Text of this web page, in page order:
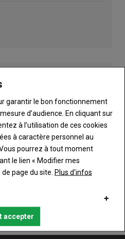
garantir le bon fonctionnement
d’audience. En cliquant sur
à l’utilisation de ces cookies
à caractère personnel au
pourrez à tout moment
le lien « Modifier mes
page du site. Plus d'infos
accepter